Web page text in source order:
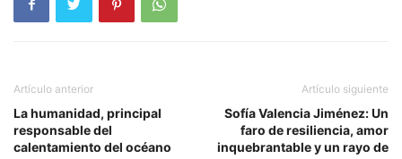
Artículo anterior
La humanidad, principal
responsable del
calentamiento del océano
Artículo siguiente
Sofía Valencia Jiménez: Un
faro de resiliencia, amor
inquebrantable y un rayo de